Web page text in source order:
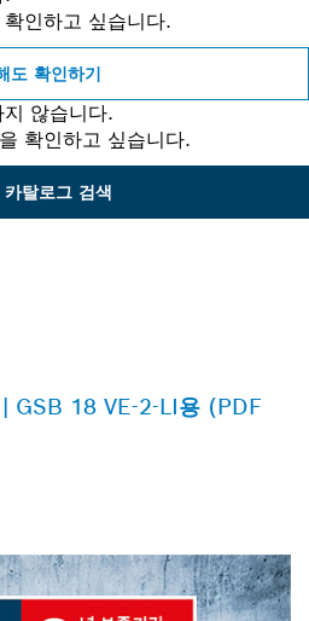
인하고 싶습니다.
도 확인하기
않습니다.
확인하고 싶습니다.
카탈로그 검색
GSB 18 VE-2-LI용 (PDF